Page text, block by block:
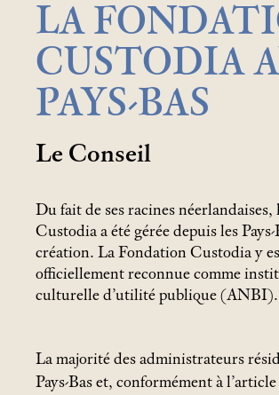
LA
CUSTODIA
PAYS-BAS
Le Conseil
Du fait de ses racines
Custodia a été gérée depuis les Pays-
création. La Fondation Custodia y
officiellement reconnue comme
culturelle d’utilité publique (ANBI).
La majorité des administrateurs
Pays-Bas et, conformément à